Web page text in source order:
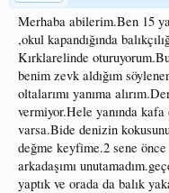
Merhaba abilerim.Ben 15
,okul kapandığında
Kırklarelinde
benim zevk aldığım
oltalarımı yanıma
vermiyor.Hele yanında
varsa.Bide denizin
değme keyfime.2 sene
arkadaşımı
yaptık ve orada da balık